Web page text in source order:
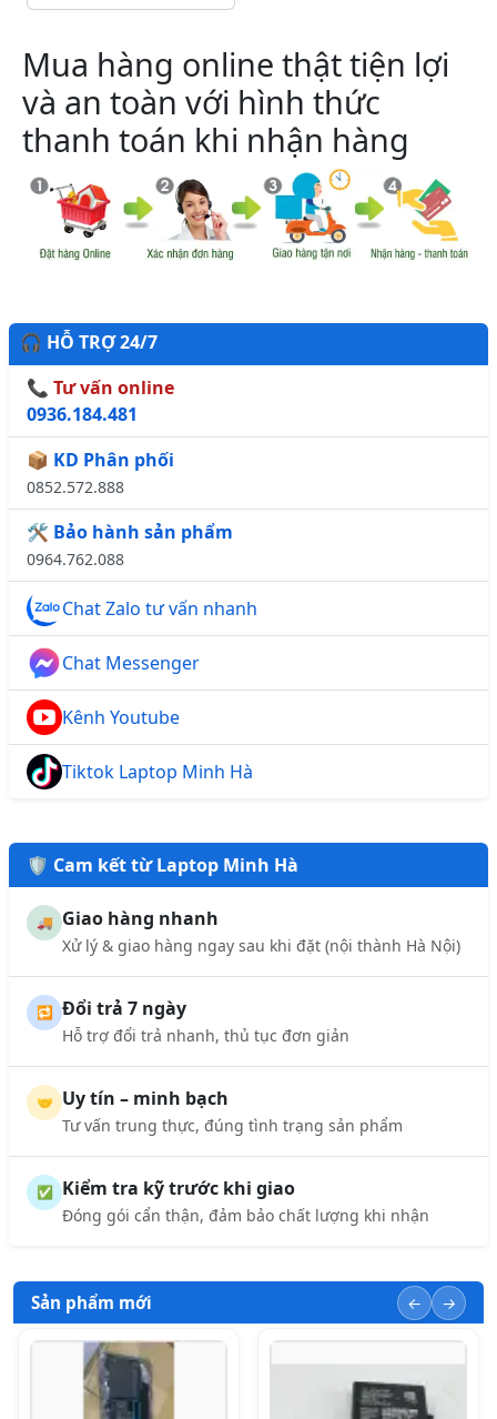
Mua hàng online thật tiện lợi
và an toàn với hình thức
thanh toán khi nhận hàng
🎧 HỖ TRỢ 24/7
📞 Tư vấn online
0936.184.481
📦 KD Phân phối
0852.572.888
🛠️ Bảo hành sản phẩm
0964.762.088
Chat Zalo tư vấn nhanh
Chat Messenger
Kênh Youtube
Tiktok Laptop Minh Hà
🛡️ Cam kết từ Laptop Minh Hà
🚚 Giao hàng nhanh
Xử lý & giao hàng ngay sau khi đặt (nội thành Hà Nội)
🔁 Đổi trả 7 ngày
Hỗ trợ đổi trả nhanh, thủ tục đơn giản
🤝 Uy tín – minh bạch
Tư vấn trung thực, đúng tình trạng sản phẩm
✅ Kiểm tra kỹ trước khi giao
Đóng gói cẩn thận, đảm bảo chất lượng khi nhận
Sản phẩm mới